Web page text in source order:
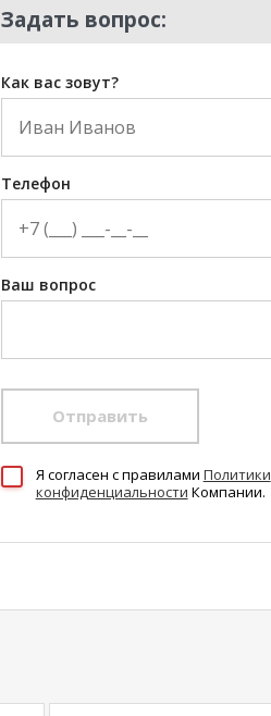
Задать вопрос:
Как вас зовут?
Телефон
Ваш вопрос
Отправить
Я согласен c правилами Политики
конфиденциальности Компании.